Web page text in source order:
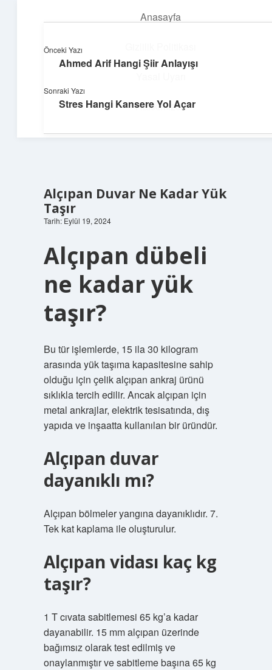
Anasayfa
Hakkımızda
Süper Bilgi Durağı
Alçıpan Duvar Ne Kadar Yük
Taşır
Tarih: Eylül 19, 2024
Alçıpan dübeli
ne kadar yük
taşır?
Bu tür işlemlerde, 15 ila 30 kilogram
arasında yük taşıma kapasitesine sahip
olduğu için çelik alçıpan ankraj ürünü
sıklıkla tercih edilir. Ancak alçıpan için
metal ankrajlar, elektrik tesisatında, dış
yapıda ve inşaatta kullanılan bir üründür.
Alçıpan duvar
dayanıklı mı?
Alçıpan bölmeler yangına dayanıklıdır. 7.
Tek kat kaplama ile oluşturulur.
Alçıpan vidası kaç kg
taşır?
1 T cıvata sabitlemesi 65 kg’a kadar
dayanabilir. 15 mm alçıpan üzerinde
bağımsız olarak test edilmiş ve
onaylanmıştır ve sabitleme başına 65 kg
Önceki Yazı
Ahmed Arif Hangi Şiir Anlayışı
Sonraki Yazı
Stres Hangi Kansere Yol Açar